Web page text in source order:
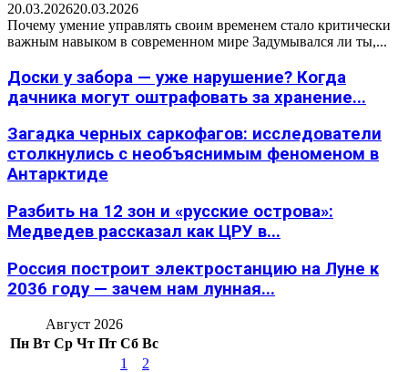
20.03.202620.03.2026
Почему умение управлять своим временем стало критически
важным навыком в современном мире Задумывался ли ты,...
Доски у забора — уже нарушение? Когда
дачника могут оштрафовать за хранение...
Загадка черных саркофагов: исследователи
столкнулись с необъяснимым феноменом в
Антарктиде
Разбить на 12 зон и «русские острова»:
Медведев рассказал как ЦРУ в...
Россия построит электростанцию на Луне к
2036 году — зачем нам лунная...
Август 2026
Пн Вт Ср Чт Пт Сб Вс
1
2